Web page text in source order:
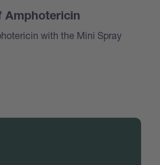
Amphotericin
with the Mini Spray